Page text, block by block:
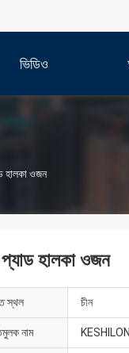
ভিডিও
হালকা ওজন
হালকা ওজন
স্থল চীন
নাম